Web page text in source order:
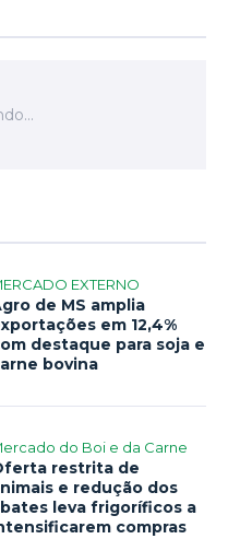
EXTERNO
de MS amplia
em 12,4%
destaque para soja e
bovina
do Boi e da Carne
restrita de
e redução dos
leva frigoríficos a
compras